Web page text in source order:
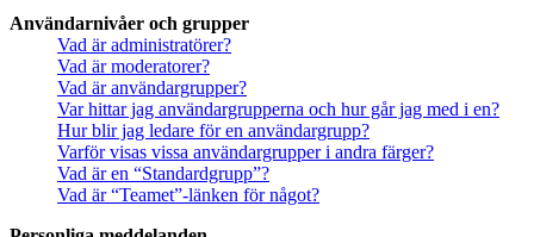
Användarnivåer och grupper
Vad är administratörer?
Vad är moderatorer?
Vad är användargrupper?
Var hittar jag användargrupperna och hur går jag med i en?
Hur blir jag ledare för en användargrupp?
Varför visas vissa användargrupper i andra färger?
Vad är en “Standardgrupp”?
Vad är “Teamet”-länken för något?